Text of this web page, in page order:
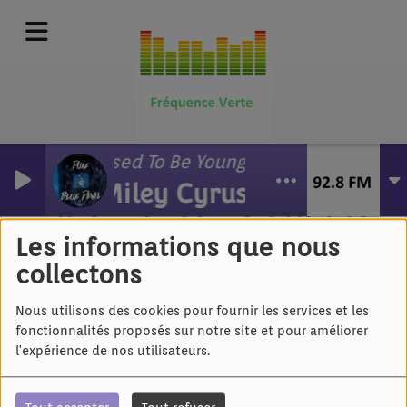
Les informations que nous
collectons
Nous utilisons des cookies pour fournir les services et les
fonctionnalités proposés sur notre site et pour améliorer
l'expérience de nos utilisateurs.
Used To Be Young
Miley Cyrus
Marc FIchel - C'était le
temps